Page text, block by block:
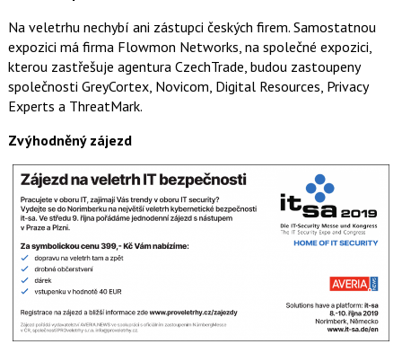
Na veletrhu nechybí ani zástupci českých firem. Samostatnou
expozici má firma Flowmon Networks, na společné expozici,
kterou zastřešuje agentura CzechTrade, budou zastoupeny
společnosti GreyCortex, Novicom, Digital Resources, Privacy
Experts a ThreatMark.
Zvýhodněný zájezd